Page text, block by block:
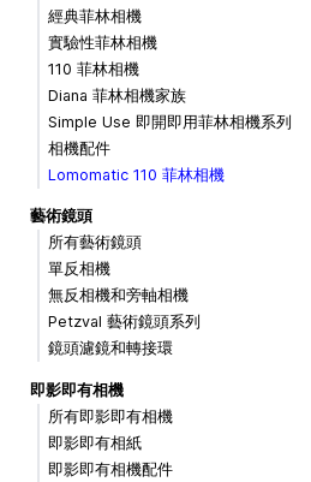
經典菲林相機
實驗性菲林相機
110 菲林相機
Diana 菲林相機家族
Simple Use 即開即用菲林相機系列
相機配件
Lomomatic 110 菲林相機
藝術鏡頭
所有藝術鏡頭
單反相機
無反相機和旁軸相機
Petzval 藝術鏡頭系列
鏡頭濾鏡和轉接環
即影即有相機
所有即影即有相機
即影即有相紙
即影即有相機配件